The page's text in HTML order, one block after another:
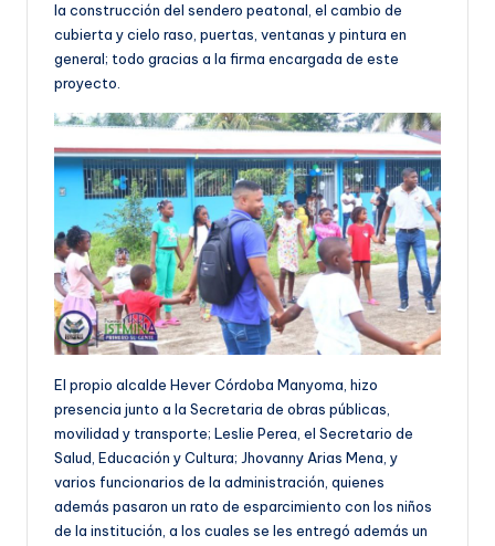
la construcción del sendero peatonal, el cambio de
cubierta y cielo raso, puertas, ventanas y pintura en
general; todo gracias a la firma encargada de este
proyecto.
El propio alcalde Hever Córdoba Manyoma, hizo
presencia junto a la Secretaria de obras públicas,
movilidad y transporte; Leslie Perea, el Secretario de
Salud, Educación y Cultura; Jhovanny Arias Mena, y
varios funcionarios de la administración, quienes
además pasaron un rato de esparcimiento con los niños
de la institución, a los cuales se les entregó además un